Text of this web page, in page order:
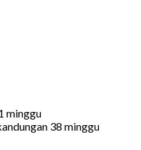
minggu
38 minggu